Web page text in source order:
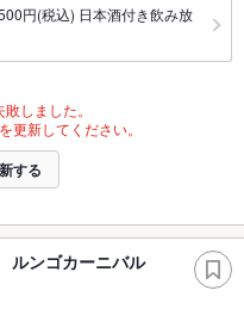
円(税込) 日本酒付き飲み放
しました。
更新してください。
する
ルンゴカーニバル